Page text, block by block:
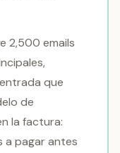
2,500 emails
que
de
la factura:
a pagar antes